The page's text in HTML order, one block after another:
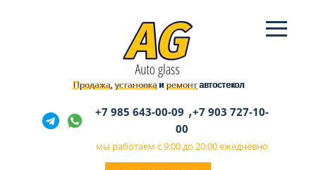
Продажа,установкаи ремонтавтостекол
+7 985 643-00-09 ,+7 903 727-10-
00
мы работаем с 9:00 до 20:00 ежедневно